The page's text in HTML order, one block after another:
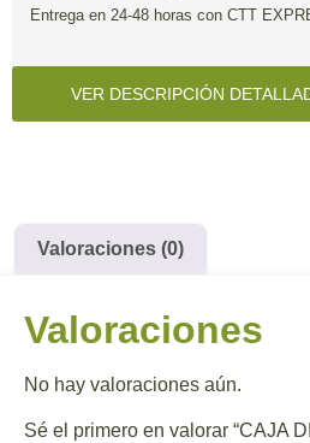
Entrega en 24-48 horas con CTT
VER DESCRIPCIÓN
Valoraciones (0)
Valoraciones
No hay valoraciones aún.
Sé el primero en valorar “CAJA